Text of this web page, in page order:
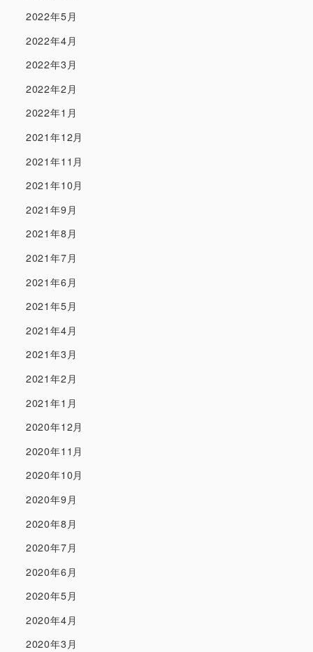
2022年5月
2022年4月
2022年3月
2022年2月
2022年1月
2021年12月
2021年11月
2021年10月
2021年9月
2021年8月
2021年7月
2021年6月
2021年5月
2021年4月
2021年3月
2021年2月
2021年1月
2020年12月
2020年11月
2020年10月
2020年9月
2020年8月
2020年7月
2020年6月
2020年5月
2020年4月
2020年3月